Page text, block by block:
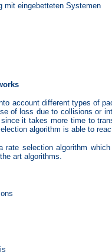
mit eingebetteten Systemen
account different types of
of loss due to collisions or
it takes more time to
algorithm is able to
selection algorithm
art algorithms.